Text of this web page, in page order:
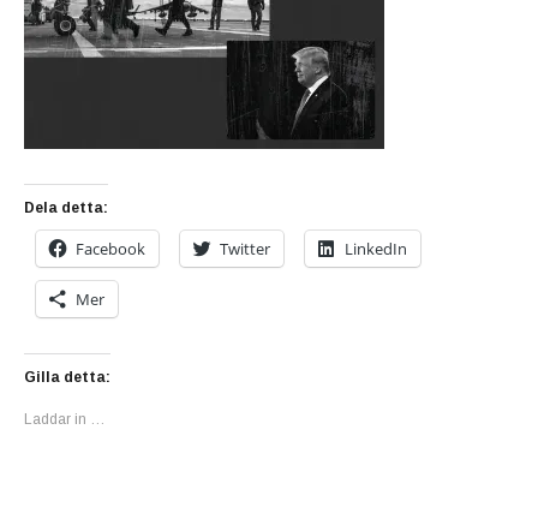
Dela detta:
Facebook Twitter LinkedIn
Mer
Gilla detta:
Laddar in …